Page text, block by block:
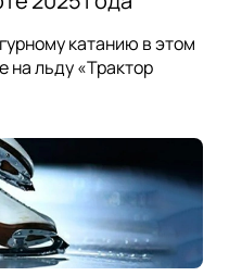
катанию в этом
на льду «Трактор